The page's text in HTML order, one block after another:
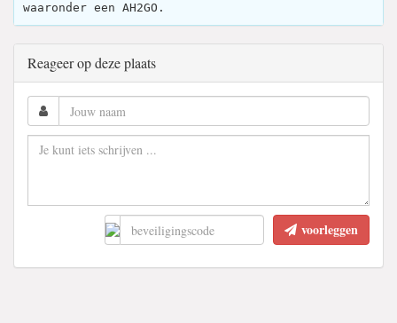
waaronder een AH2GO.
Reageer op deze plaats
voorleggen